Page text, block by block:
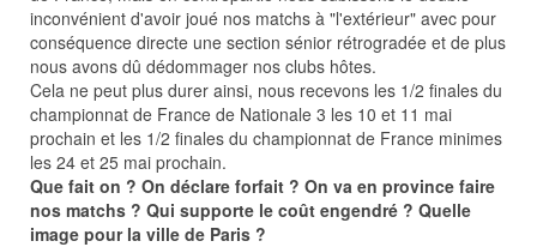
inconvénient d'avoir joué nos matchs à "l'extérieur" avec pour
conséquence directe une section sénior rétrogradée et de plus
nous avons dû dédommager nos clubs hôtes.
Cela ne peut plus durer ainsi, nous recevons les 1/2 finales du
championnat de France de Nationale 3 les 10 et 11 mai
prochain et les 1/2 finales du championnat de France minimes
les 24 et 25 mai prochain.
Que fait on ? On déclare forfait ? On va en province faire
nos matchs ? Qui supporte le coût engendré ? Quelle
image pour la ville de Paris ?